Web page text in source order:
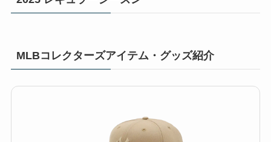
MLBコレクターズアイテム・グッズ紹介